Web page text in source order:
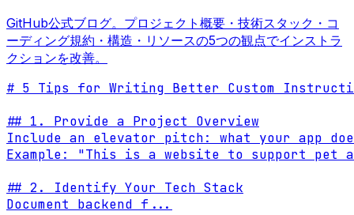
GitHub公式ブログ。プロジェクト概要・技術スタック・コ
ーディング規約・構造・リソースの5つの観点でインストラ
クションを改善。
# 5 Tips for Writing Better Custom
## 1. Provide a Project Overview
Include an elevator pitch: what your app
Example: "This is a website to support pet
## 2. Identify Your Tech Stack
Document backend f ...